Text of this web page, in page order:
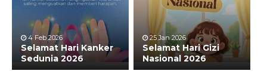
4 Feb 2026
Selamat Hari Kanker
Sedunia 2026
25 Jan 2026
Selamat Hari Gizi
Nasional 2026